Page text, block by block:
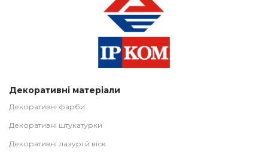
Декоративні матеріали
Декоративні фарби
Декоративні штукатурки
Декоративні лазурі й віск